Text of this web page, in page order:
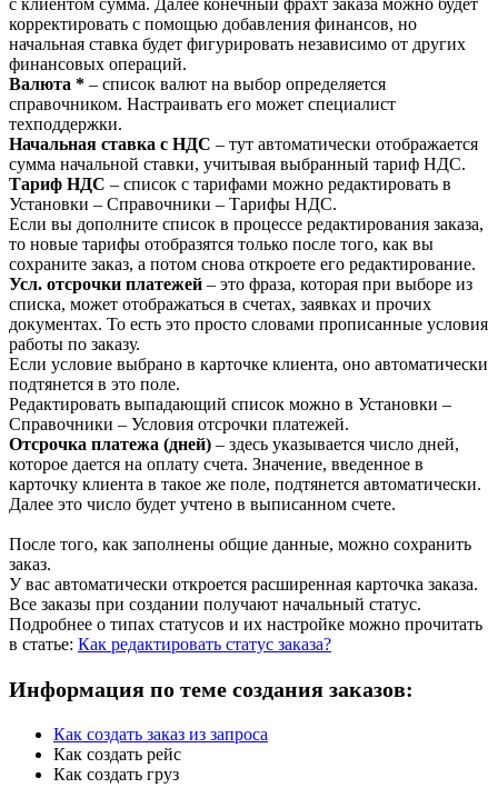
с клиентом сумма. Далее конечный фрахт заказа можно будет
корректировать с помощью добавления финансов, но
начальная ставка будет фигурировать независимо от других
финансовых операций.
Валюта * – список валют на выбор определяется
справочником. Настраивать его может специалист
техподдержки.
Начальная ставка с НДС – тут автоматически отображается
сумма начальной ставки, учитывая выбранный тариф НДС.
Тариф НДС – список с тарифами можно редактировать в
Установки – Справочники – Тарифы НДС.
Если вы дополните список в процессе редактирования заказа,
то новые тарифы отобразятся только после того, как вы
сохраните заказ, а потом снова откроете его редактирование.
Усл. отсрочки платежей – это фраза, которая при выборе из
списка, может отображаться в счетах, заявках и прочих
документах. То есть это просто словами прописанные условия
работы по заказу.
Если условие выбрано в карточке клиента, оно автоматически
подтянется в это поле.
Редактировать выпадающий список можно в Установки –
Справочники – Условия отсрочки платежей.
Отсрочка платежа (дней) – здесь указывается число дней,
которое дается на оплату счета. Значение, введенное в
карточку клиента в такое же поле, подтянется автоматически.
Далее это число будет учтено в выписанном счете.
После того, как заполнены общие данные, можно сохранить
заказ.
У вас автоматически откроется расширенная карточка заказа.
Все заказы при создании получают начальный статус.
Подробнее о типах статусов и их настройке можно прочитать
в статье: Как редактировать статус заказа?
Информация по теме создания заказов:
Как создать заказ из запроса
Как создать рейс
Как создать груз